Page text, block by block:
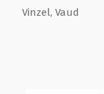
Vinzel, Vaud